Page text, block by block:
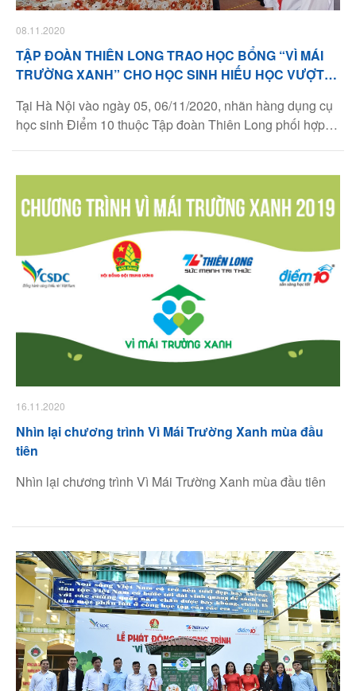
08.11.2020
TẬP ĐOÀN THIÊN LONG TRAO HỌC BỔNG “VÌ MÁI
TRƯỜNG XANH” CHO HỌC SINH HIẾU HỌC VƯỢT
Tại Hà Nội vào ngày 05, 06/11/2020, nhãn hàng dụng cụ
học sinh Điểm 10 thuộc Tập đoàn Thiên Long phối hợp
Tiểu học và THCS trên địa bàn thành phố. Danh sách 10
điểm trường bao gồm:
16.11.2020
Nhìn lại chương trình Vì Mái Trường Xanh mùa đầu
tiên
Nhìn lại chương trình Vì Mái Trường Xanh mùa đầu tiên